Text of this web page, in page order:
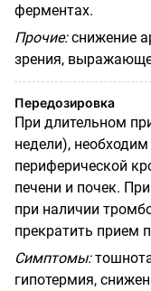
ферментах.
Прочие:снижение
зрения,
Передозировка
При длительном
недели),
периферической
печени и почек.
при наличии
прекратить прием
Симптомы:
гипотермия,